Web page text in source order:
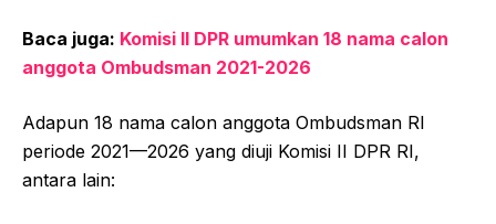
Baca juga: Komisi II DPR umumkan 18 nama calon
anggota Ombudsman 2021-2026
Adapun 18 nama calon anggota Ombudsman RI
periode 2021—2026 yang diuji Komisi II DPR RI,
antara lain: